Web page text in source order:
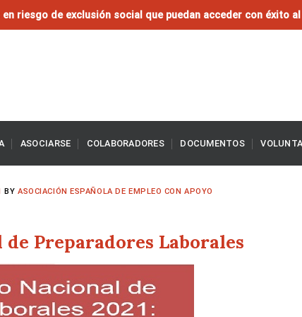
riesgo de exclusión social que puedan acceder con éxito
ASOCIARSE COLABORADORES DOCUMENTOS
BYASOCIACIÓN ESPAÑOLA DE EMPLEO CON APOYO
Preparadores Laborales